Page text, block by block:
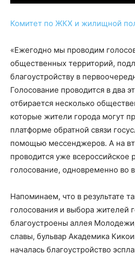
Комитет по ЖКХ и жилищной
«Ежегодно мы проводим
общественных территорий,
благоустройству в
Голосование проводится в два
отбирается несколько
которые жители города могут
платформе обратной связи
помощью мессенджеров. А на
проводится уже всероссийское
голосование, одновременно во
Напоминаем, что в результате
голосования и выбора жителей
благоустроены аллея
славы, бульвар Академика
началась благоустройство